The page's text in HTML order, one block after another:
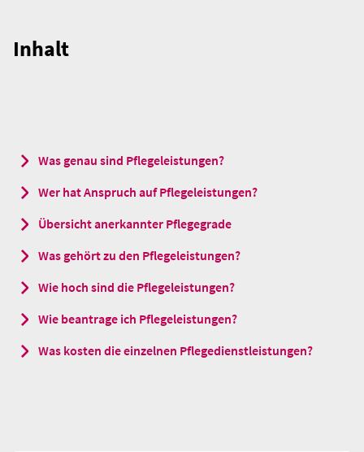
Inhalt
Was genau sind Pflegeleistungen?
Wer hat Anspruch auf Pflegeleistungen?
Übersicht anerkannter Pflegegrade
Was gehört zu den Pflegeleistungen?
Wie hoch sind die Pflegeleistungen?
Wie beantrage ich Pflegeleistungen?
Was kosten die einzelnen Pflegedienstleistungen?